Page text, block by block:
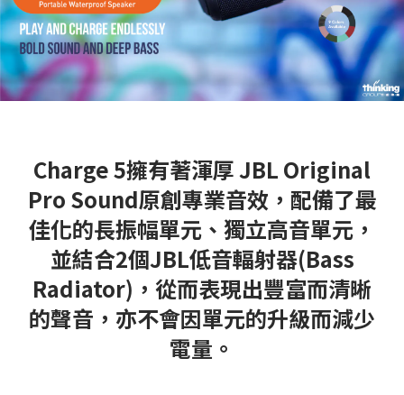
Charge 5擁有著渾厚 JBL Original
Pro Sound原創專業音效，配備了最
佳化的長振幅單元、獨立高音單元，
並結合2個JBL低音輻射器(Bass
Radiator)，從而表現出豐富而清晰
的聲音，亦不會因單元的升級而減少
電量。